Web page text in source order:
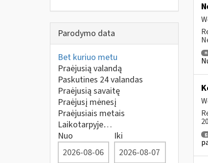
Parodymo data
Bet kuriuo metu
Praėjusią valandą
Paskutines 24 valandas
Praėjusią savaitę
Praėjusį mėnesį
Praėjusiais metais
Laikotarpyje…
Nuo
Iki